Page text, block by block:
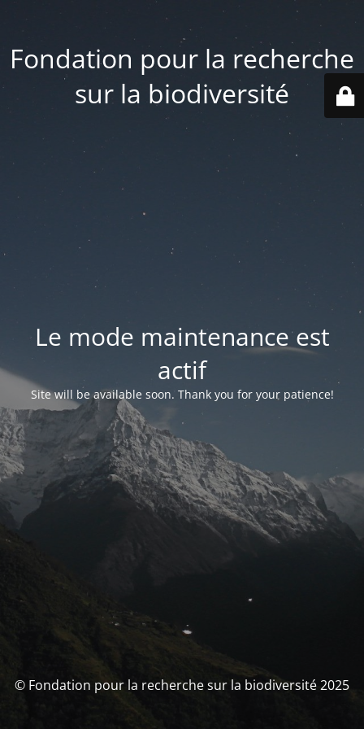
Fondation pour la recherche
sur la biodiversité
Le mode maintenance est
actif
Site will be available soon. Thank you for your patience!
© Fondation pour la recherche sur la biodiversité 2025